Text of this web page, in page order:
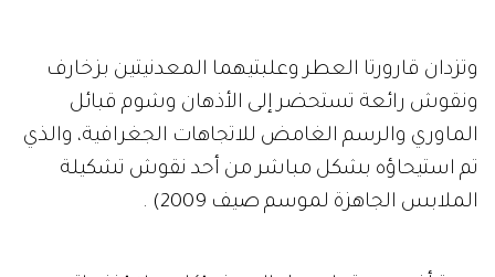
وتزدان قارورتا العطر وعلبتيهما المعدنيتين بزخارف
ونقوش رائعة تستحضر إلى الأذهان وشوم قبائل
الماوري والرسم الغامض للاتجاهات الجغرافية، والذي
تم استيحاؤه بشكل مباشر من أحد نقوش تشكيلة
الملابس الجاهزة لموسم صيف 2009) .